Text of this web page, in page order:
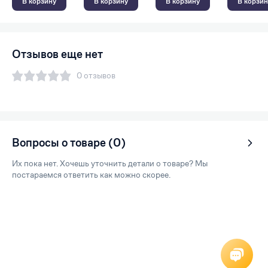
Отзывов еще нет
0 отзывов
Вопросы о товаре (0)
Их пока нет. Хочешь уточнить детали о товаре? Мы
постараемся ответить как можно скорее.